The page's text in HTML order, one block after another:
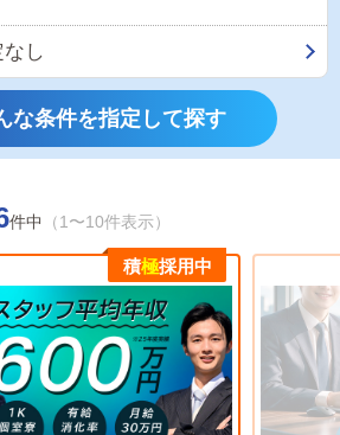
し
な条件を指定して探す
件中 （1〜10件表示）
積極採用中